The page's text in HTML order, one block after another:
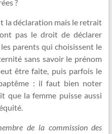
?
la déclaration mais le retrait
pas le droit de déclarer
parents qui choisissent le
sans savoir le prénom
être faite, puis parfois le
: il faut bien noter
que la femme puisse aussi
de la commission des